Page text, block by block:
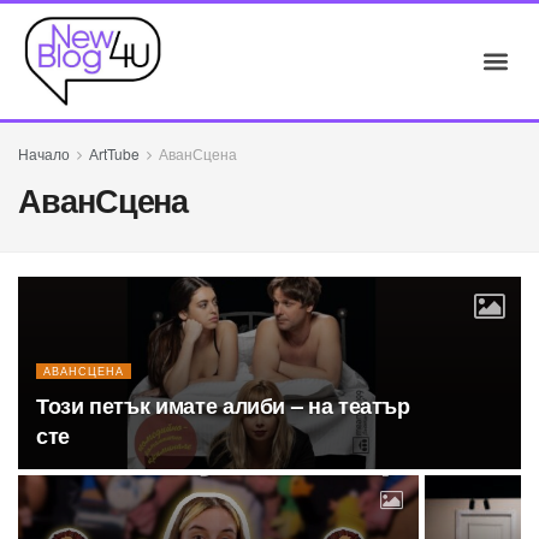
Начало АrtTube АванСцена
АванСцена
АВАНСЦЕНА
Този петък имате алиби – на театър
сте